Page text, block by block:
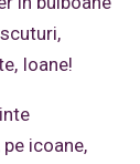
Ioane!
pe icoane,